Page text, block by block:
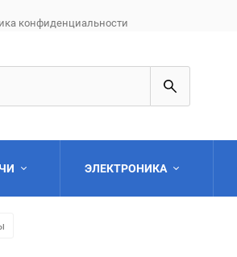
конфиденциальности
ЭЛЕКТРОНИКА